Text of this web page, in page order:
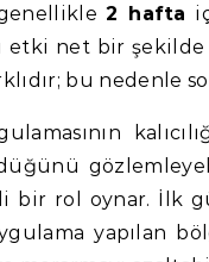
2 hafta
etki net bir
bu nedenle
bir rol oynar. İlk
yapılan